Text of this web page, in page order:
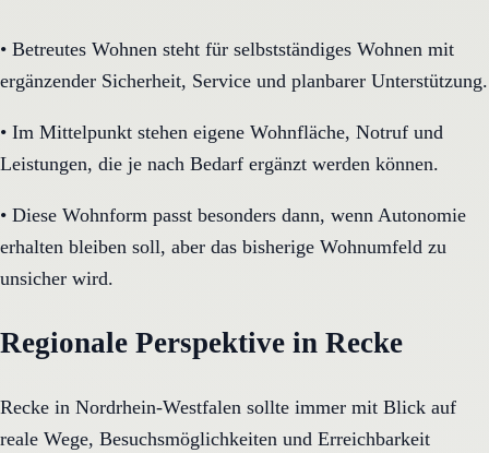
• Betreutes Wohnen steht für selbstständiges Wohnen mit
ergänzender Sicherheit, Service und planbarer Unterstützung.
• Im Mittelpunkt stehen eigene Wohnfläche, Notruf und
Leistungen, die je nach Bedarf ergänzt werden können.
• Diese Wohnform passt besonders dann, wenn Autonomie
erhalten bleiben soll, aber das bisherige Wohnumfeld zu
unsicher wird.
Regionale Perspektive in Recke
Recke in Nordrhein-Westfalen sollte immer mit Blick auf
reale Wege, Besuchsmöglichkeiten und Erreichbarkeit